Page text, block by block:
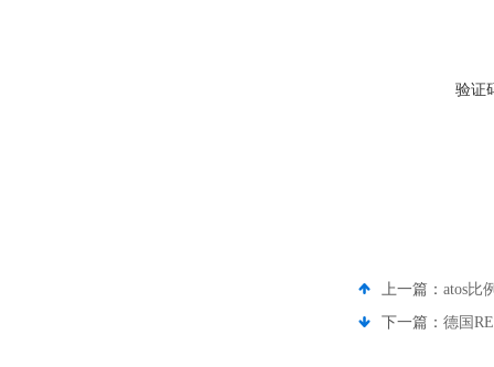
验证
上一篇： atos比
下一篇： 德国